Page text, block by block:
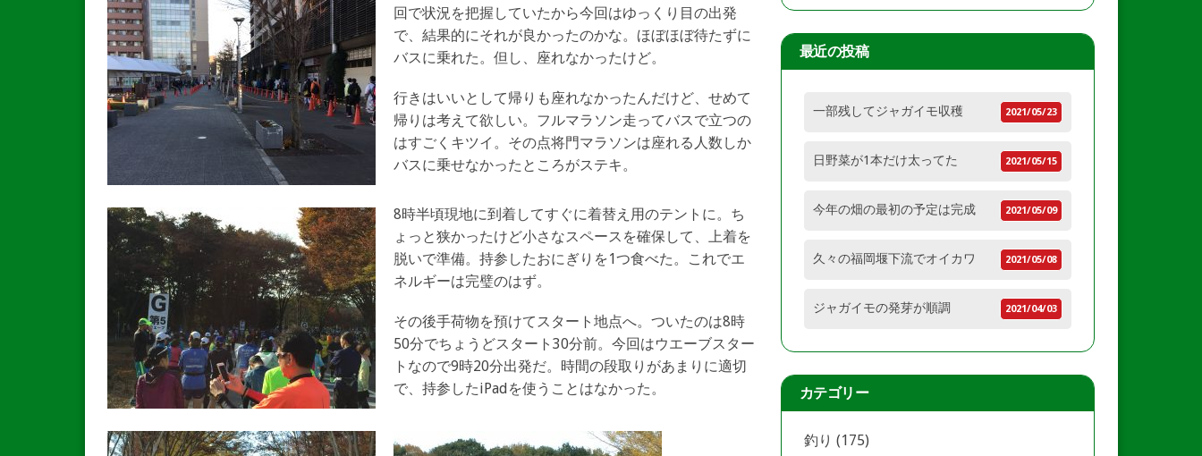
回で状況を把握していたから今回はゆっくり目の出発
で、結果的にそれが良かったのかな。ほぼほぼ待たずに
バスに乗れた。但し、座れなかったけど。
行きはいいとして帰りも座れなかったんだけど、せめて
帰りは考えて欲しい。フルマラソン走ってバスで立つの
はすごくキツイ。その点将門マラソンは座れる人数しか
バスに乗せなかったところがステキ。
8時半頃現地に到着してすぐに着替え用のテントに。ち
ょっと狭かったけど小さなスペースを確保して、上着を
脱いで準備。持参したおにぎりを1つ食べた。これでエ
ネルギーは完璧のはず。
その後手荷物を預けてスタート地点へ。ついたのは8時
50分でちょうどスタート30分前。今回はウエーブスター
トなので9時20分出発だ。時間の段取りがあまりに適切
で、持参したiPadを使うことはなかった。
最近の投稿
一部残してジャガイモ収穫 2021/05/23
日野菜が1本だけ太ってた 2021/05/15
今年の畑の最初の予定は完成 2021/05/09
久々の福岡堰下流でオイカワ 2021/05/08
ジャガイモの発芽が順調 2021/04/03
カテゴリー
釣り (175)